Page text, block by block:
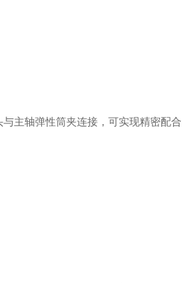
主轴弹性筒夹连接，可实现精密配合